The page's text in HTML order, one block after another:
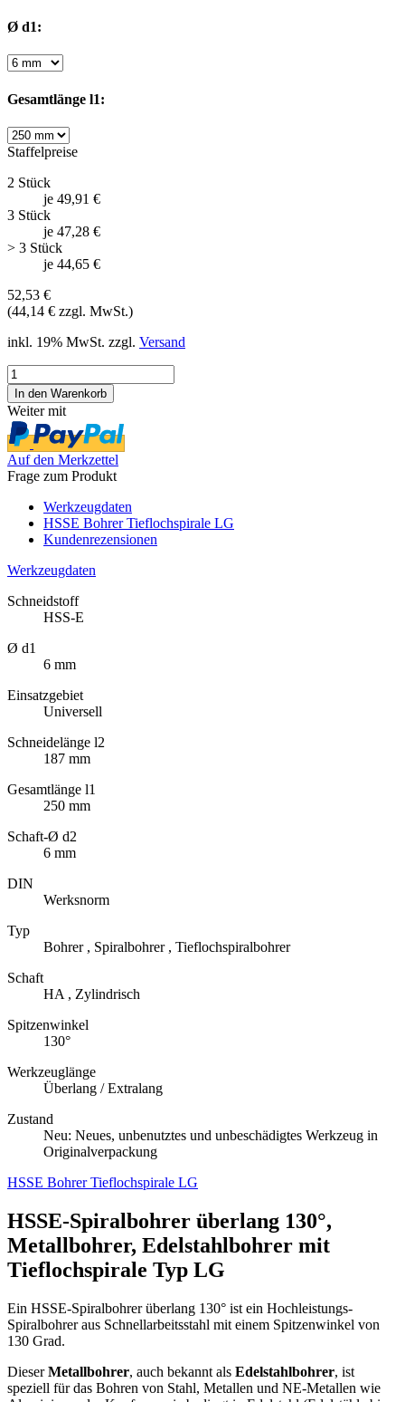
Ø d1:
Gesamtlänge l1:
Staffelpreise
2 Stück
je 49,91 €
3 Stück
je 47,28 €
> 3 Stück
je 44,65 €
52,53 €
(44,14 € zzgl. MwSt.)
inkl. 19% MwSt. zzgl. Versand
Weiter mit
Auf den Merkzettel
Frage zum Produkt
Werkzeugdaten
HSSE Bohrer Tieflochspirale LG
Kundenrezensionen
Werkzeugdaten
Schneidstoff
HSS-E
Ø d1
6 mm
Einsatzgebiet
Universell
Schneidelänge l2
187 mm
Gesamtlänge l1
250 mm
Schaft-Ø d2
6 mm
DIN
Werksnorm
Typ
Bohrer , Spiralbohrer , Tieflochspiralbohrer
Schaft
HA , Zylindrisch
Spitzenwinkel
130°
Werkzeuglänge
Überlang / Extralang
Zustand
Neu: Neues, unbenutztes und unbeschädigtes Werkzeug in
Originalverpackung
HSSE Bohrer Tieflochspirale LG
HSSE-Spiralbohrer überlang 130°,
Metallbohrer, Edelstahlbohrer mit
Tieflochspirale Typ LG
Ein HSSE-Spiralbohrer überlang 130° ist ein Hochleistungs-
Spiralbohrer aus Schnellarbeitsstahl mit einem Spitzenwinkel von
130 Grad.
DieserMetallbohrer, auch bekannt als Edelstahlbohrer, ist
speziell für das Bohren von Stahl, Metallen und NE-Metallen wie